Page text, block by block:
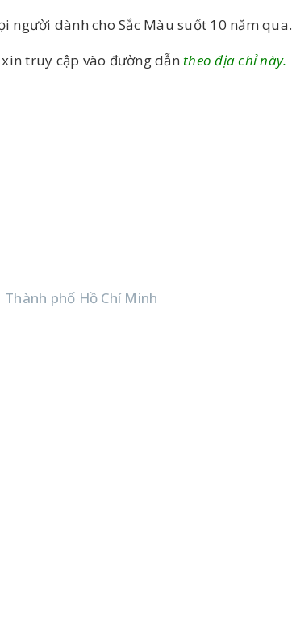
người dành cho Sắc Màu suốt 10 năm qua.
truy cập vào đường dẫn theo địa chỉ này.
phố Hồ Chí Minh